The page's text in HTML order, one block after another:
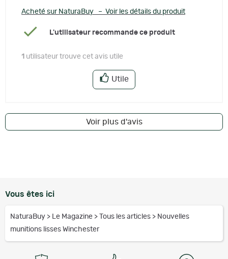
Acheté sur NaturaBuy – Voir les détails du produit
L'utilisateur recommande ce produit
1 utilisateur trouve cet avis utile
Utile
Voir plus d'avis
Vous êtes ici
NaturaBuy > Le Magazine > Tous les articles > Nouvelles
munitions lisses Winchester